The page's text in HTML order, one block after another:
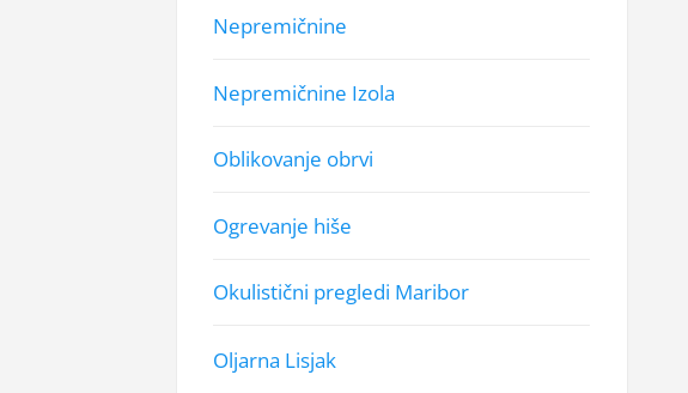
Nepremičnine
Nepremičnine Izola
Oblikovanje obrvi
Ogrevanje hiše
Okulistični pregledi Maribor
Oljarna Lisjak